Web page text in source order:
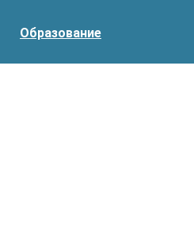
Образование